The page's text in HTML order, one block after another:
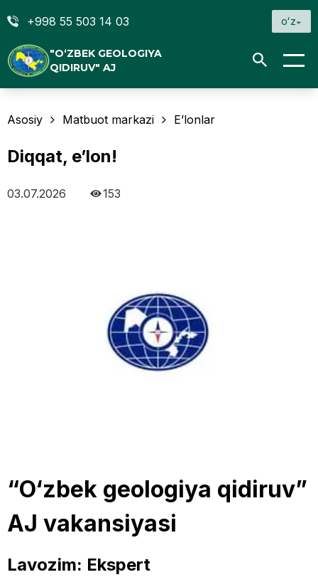
+998 55 503 14 03 oʻz
"O‘ZBEK GEOLOGIYA
QIDIRUV" AJ
Asosiy Matbuot markazi E’lonlar
Diqqat, e’lon!
03.07.2026 153
“O‘zbek geologiya qidiruv”
AJ vakansiyasi
Lavozim: Ekspert